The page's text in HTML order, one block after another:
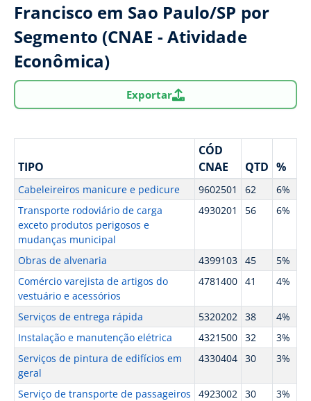
Francisco em Sao Paulo/SP por
Segmento (CNAE - Atividade
Econômica)
Exportar
TIPO
CÓD
CNAE
QTD %
Cabeleireiros manicure e pedicure 9602501 62
6%
Transporte rodoviário de carga
exceto produtos perigosos e
mudanças municipal
4930201 56 6%
Obras de alvenaria 4399103 45
5%
Comércio varejista de artigos do
vestuário e acessórios
4781400 41 4%
Serviços de entrega rápida 5320202 38
4%
Instalação e manutenção elétrica
4321500 32
3%
Serviços de pintura de edifícios em
geral
4330404 30 3%
Serviço de transporte de passageiros
4923002 30 3%